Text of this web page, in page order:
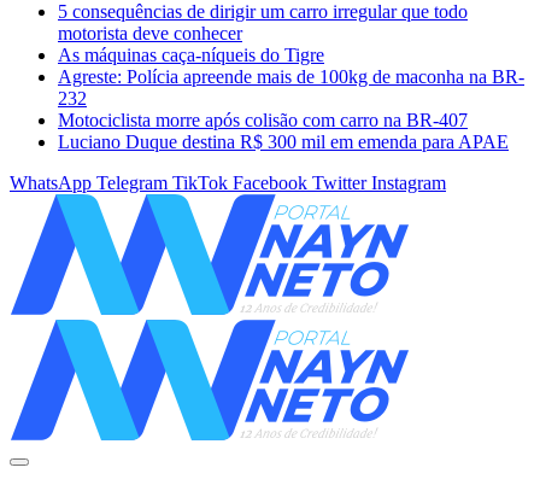
5 consequências de dirigir um carro irregular que todo
motorista deve conhecer
As máquinas caça-níqueis do Tigre
Agreste: Polícia apreende mais de 100kg de maconha na BR-
232
Motociclista morre após colisão com carro na BR-407
Luciano Duque destina R$ 300 mil em emenda para APAE
WhatsApp Telegram TikTok Facebook Twitter Instagram